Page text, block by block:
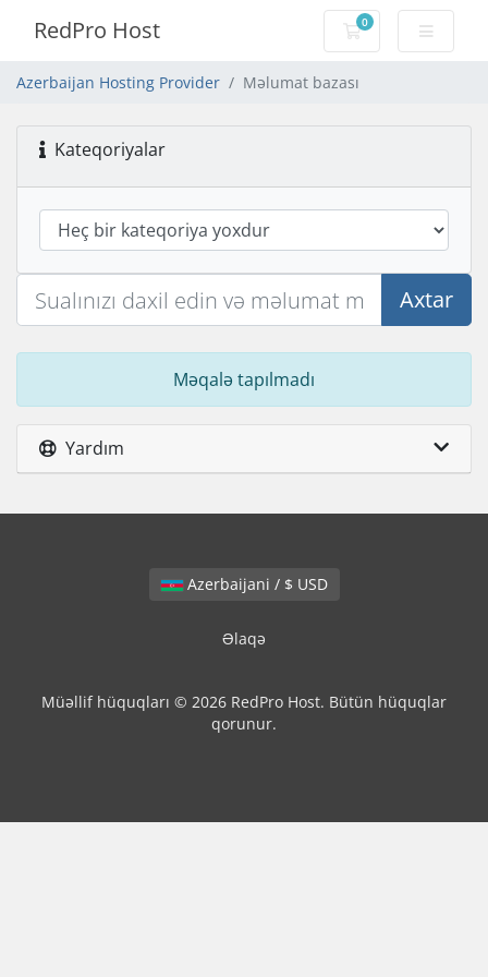
RedPro Host 0
Səbət
Azerbaijan Hosting Provider Məlumat bazası
Kateqoriyalar
Axtar
Məqalə tapılmadı
Yardım
Azerbaijani / $ USD
Əlaqə
Müəllif hüquqları © 2026 RedPro Host. Bütün hüquqlar
qorunur.